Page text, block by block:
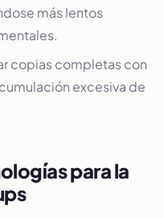
más lentos
copias completas con
excesiva de
para la